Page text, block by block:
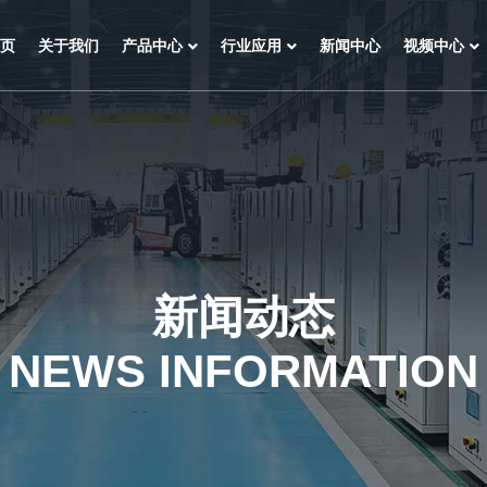
关于我们 产品中心 行业应用 新闻中心 视频中心
新闻动态
NEWS INFORMATION